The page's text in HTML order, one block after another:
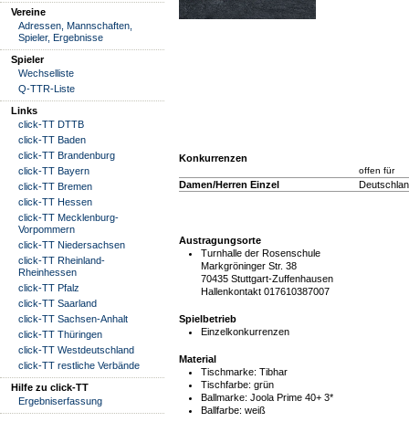
Vereine
Adressen, Mannschaften,
Spieler, Ergebnisse
Spieler
Wechselliste
Q-TTR-Liste
Links
click-TT DTTB
click-TT Baden
click-TT Brandenburg
click-TT Bayern
click-TT Bremen
click-TT Hessen
click-TT Mecklenburg-
Vorpommern
click-TT Niedersachsen
click-TT Rheinland-
Rheinhessen
click-TT Pfalz
click-TT Saarland
click-TT Sachsen-Anhalt
click-TT Thüringen
click-TT Westdeutschland
click-TT restliche Verbände
Hilfe zu click-TT
Ergebniserfassung
Konkurrenzen
offen für
Damen/Herren Einzel
Austragungsorte
Turnhalle der Rosenschule
Markgröninger Str. 38
70435 Stuttgart-Zuffenhausen
Hallenkontakt 017610387007
Spielbetrieb
Einzelkonkurrenzen
Material
Tischmarke: Tibhar
Tischfarbe: grün
Ballmarke: Joola Prime 40+ 3*
Ballfarbe: weiß